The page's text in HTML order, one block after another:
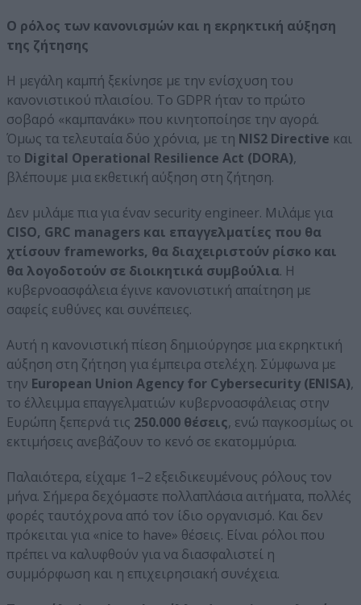
Ο ρόλος των κανονισμών και η εκρηκτική αύξηση
της ζήτησης
Η μεγάλη καμπή ξεκίνησε με την ενίσχυση του
κανονιστικού πλαισίου. Το GDPR ήταν το πρώτο
σοβαρό «καμπανάκι» που κινητοποίησε την αγορά.
Όμως τα τελευταία δύο χρόνια, με τη NIS2 Directive και
το Digital Operational Resilience Act (DORA),
βλέπουμε μια εκθετική αύξηση στη ζήτηση.
Δεν μιλάμε πια για έναν security engineer. Μιλάμε για
CISO, GRC managers και επαγγελματίες που θα
χτίσουν frameworks, θα διαχειριστούν ρίσκο και
θα λογοδοτούν σε διοικητικά συμβούλια. Η
κυβερνοασφάλεια έγινε κανονιστική απαίτηση με
σαφείς ευθύνες και συνέπειες.
Αυτή η κανονιστική πίεση δημιούργησε μια εκρηκτική
αύξηση στη ζήτηση για έμπειρα στελέχη. Σύμφωνα με
την European Union Agency for Cybersecurity (ENISA),
το έλλειμμα επαγγελματιών κυβερνοασφάλειας στην
Ευρώπη ξεπερνά τις 250.000 θέσεις, ενώ παγκοσμίως οι
εκτιμήσεις ανεβάζουν το κενό σε εκατομμύρια.
Παλαιότερα, είχαμε 1–2 εξειδικευμένους ρόλους τον
μήνα. Σήμερα δεχόμαστε πολλαπλάσια αιτήματα, πολλές
φορές ταυτόχρονα από τον ίδιο οργανισμό. Και δεν
πρόκειται για «nice to have» θέσεις. Είναι ρόλοι που
πρέπει να καλυφθούν για να διασφαλιστεί η
συμμόρφωση και η επιχειρησιακή συνέχεια.